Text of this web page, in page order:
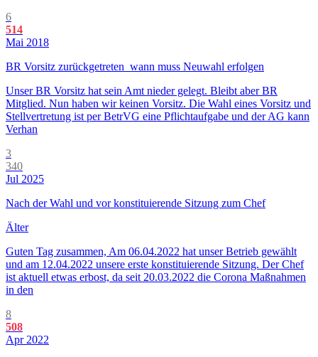
6
514
Mai 2018
BR Vorsitz zurückgetreten_wann muss Neuwahl erfolgen
Unser BR Vorsitz hat sein Amt nieder gelegt. Bleibt aber BR
Mitglied. Nun haben wir keinen Vorsitz. Die Wahl eines Vorsitz und
Stellvertretung ist per BetrVG eine Pflichtaufgabe und der AG kann
Verhan
3
340
Jul 2025
Nach der Wahl und vor konstituierende Sitzung zum Chef
Älter
Guten Tag zusammen, Am 06.04.2022 hat unser Betrieb gewählt
und am 12.04.2022 unsere erste konstituierende Sitzung. Der Chef
ist aktuell etwas erbost, da seit 20.03.2022 die Corona Maßnahmen
in den
8
508
Apr 2022